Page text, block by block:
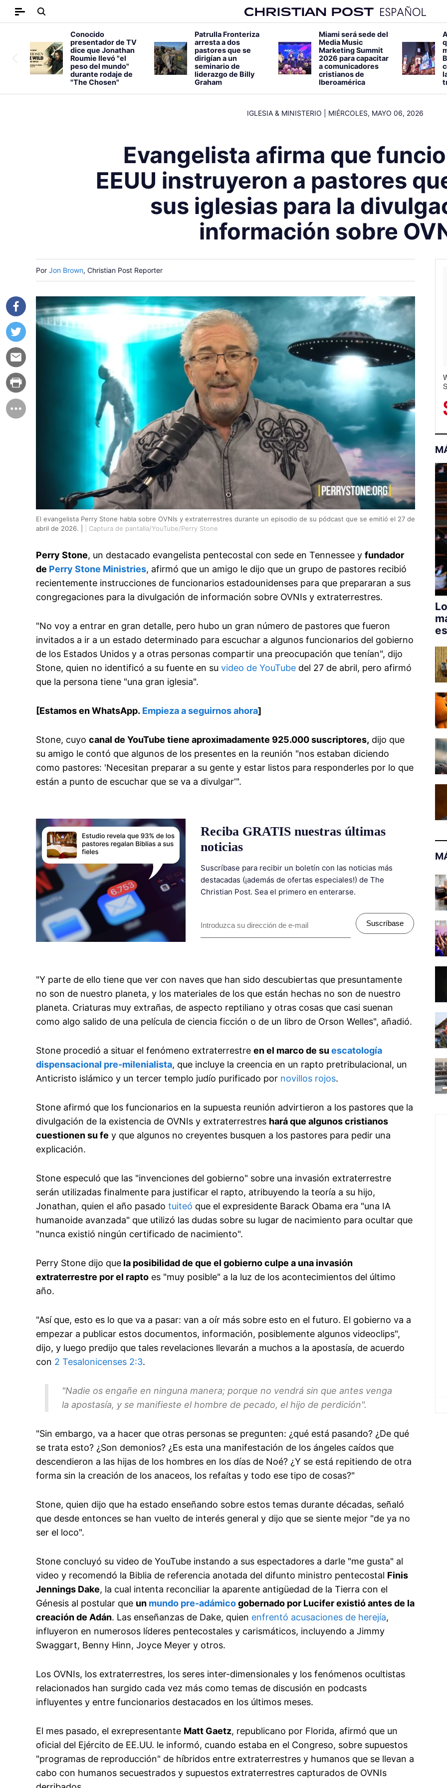
Conocido
presentador de TV
dice que Jonathan
Roumie llevó "el
peso del mundo"
durante rodaje de
"The Chosen"
Patrulla Fronteriza
arresta a dos
pastores que se
dirigían a un
seminario de
liderazgo de Billy
Graham
Miami será sede del
Media Music
Marketing Summit
2026 para capacitar
a comunicadores
cristianos de
Iberoamérica
IGLESIA & MINISTERIO MIÉRCOLES, MAYO 06, 2026
Evangelista afirma que
EEUU instruyeron a pastores
sus iglesias para la
información sobre
Por Jon Brown, Christian Post Reporter
El evangelista Perry Stone habla sobre OVNIs y extraterrestres durante un episodio de su pódcast que se emitió el 27 de
abril de 2026. |
Captura de pantalla/YouTube/Perry Stone
Perry Stone, un destacado evangelista pentecostal con sede en Tennessee y fundador
de Perry Stone Ministries, afirmó que un amigo le dijo que un grupo de pastores recibió
recientemente instrucciones de funcionarios estadounidenses para que prepararan a sus
congregaciones para la divulgación de información sobre OVNIs y extraterrestres.
"No voy a entrar en gran detalle, pero hubo un gran número de pastores que fueron
invitados a ir a un estado determinado para escuchar a algunos funcionarios del gobierno
de los Estados Unidos y a otras personas compartir una preocupación que tenían", dijo
Stone, quien no identificó a su fuente en su video de YouTube del 27 de abril, pero afirmó
que la persona tiene "una gran iglesia".
[Estamos en WhatsApp. Empieza a seguirnos ahora]
Stone, cuyo canal de YouTube tiene aproximadamente 925.000 suscriptores, dijo que
su amigo le contó que algunos de los presentes en la reunión "nos estaban diciendo
como pastores: 'Necesitan preparar a su gente y estar listos para responderles por lo que
están a punto de escuchar que se va a divulgar'".
Reciba GRATIS nuestras últimas
noticias
Suscríbase para recibir un boletín con las noticias más
destacadas (¡además de ofertas especiales!) de The
Christian Post. Sea el primero en enterarse.
Suscríbase
"Y parte de ello tiene que ver con naves que han sido descubiertas que presuntamente
no son de nuestro planeta, y los materiales de los que están hechas no son de nuestro
planeta. Criaturas muy extrañas, de aspecto reptiliano y otras cosas que casi suenan
como algo salido de una película de ciencia ficción o de un libro de Orson Welles", añadió.
Stone procedió a situar el fenómeno extraterrestre en el marco de su escatología
dispensacional pre-milenialista, que incluye la creencia en un rapto pretribulacional, un
Anticristo islámico y un tercer templo judío purificado por novillos rojos.
Stone afirmó que los funcionarios en la supuesta reunión advirtieron a los pastores que la
divulgación de la existencia de OVNIs y extraterrestres hará que algunos cristianos
cuestionen su fe y que algunos no creyentes busquen a los pastores para pedir una
explicación.
Stone especuló que las "invenciones del gobierno" sobre una invasión extraterrestre
serán utilizadas finalmente para justificar el rapto, atribuyendo la teoría a su hijo,
Jonathan, quien el año pasado tuiteó que el expresidente Barack Obama era "una IA
humanoide avanzada" que utilizó las dudas sobre su lugar de nacimiento para ocultar que
"nunca existió ningún certificado de nacimiento".
Perry Stone dijo que la posibilidad de que el gobierno culpe a una invasión
extraterrestre por el rapto es "muy posible" a la luz de los acontecimientos del último
año.
"Así que, esto es lo que va a pasar: van a oír más sobre esto en el futuro. El gobierno va a
empezar a publicar estos documentos, información, posiblemente algunos videoclips",
dijo, y luego predijo que tales revelaciones llevarán a muchos a la apostasía, de acuerdo
con 2 Tesalonicenses 2:3.
"Nadie os engañe en ninguna manera; porque no vendrá sin que antes venga
la apostasía, y se manifieste el hombre de pecado, el hijo de perdición".
"Sin embargo, va a hacer que otras personas se pregunten: ¿qué está pasando? ¿De qué
se trata esto? ¿Son demonios? ¿Es esta una manifestación de los ángeles caídos que
descendieron a las hijas de los hombres en los días de Noé? ¿Y se está repitiendo de otra
forma sin la creación de los anaceos, los refaítas y todo ese tipo de cosas?"
Stone, quien dijo que ha estado enseñando sobre estos temas durante décadas, señaló
que desde entonces se han vuelto de interés general y dijo que se siente mejor "de ya no
ser el loco".
Stone concluyó su video de YouTube instando a sus espectadores a darle "me gusta" al
video y recomendó la Biblia de referencia anotada del difunto ministro pentecostal Finis
Jennings Dake, la cual intenta reconciliar la aparente antigüedad de la Tierra con el
Génesis al postular que un mundo pre-adámicogobernado por Lucifer existió antes de la
creación de Adán. Las enseñanzas de Dake, quien enfrentó acusaciones de herejía,
influyeron en numerosos líderes pentecostales y carismáticos, incluyendo a Jimmy
Swaggart, Benny Hinn, Joyce Meyer y otros.
Los OVNIs, los extraterrestres, los seres inter-dimensionales y los fenómenos ocultistas
relacionados han surgido cada vez más como temas de discusión en podcasts
influyentes y entre funcionarios destacados en los últimos meses.
El mes pasado, el exrepresentante Matt Gaetz, republicano por Florida, afirmó que un
oficial del Ejército de EE.UU. le informó, cuando estaba en el Congreso, sobre supuestos
"programas de reproducción" de híbridos entre extraterrestres y humanos que se llevan a
cabo con humanos secuestrados y supuestos extraterrestres capturados de OVNIs